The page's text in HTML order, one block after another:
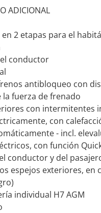
ADICIONAL
2 etapas para el
conductor
antibloqueo con
la fuerza de frenado
con intermitentes
con
- incl.
con función
conductor y del
espejos exteriores, en
individual H7 AGM